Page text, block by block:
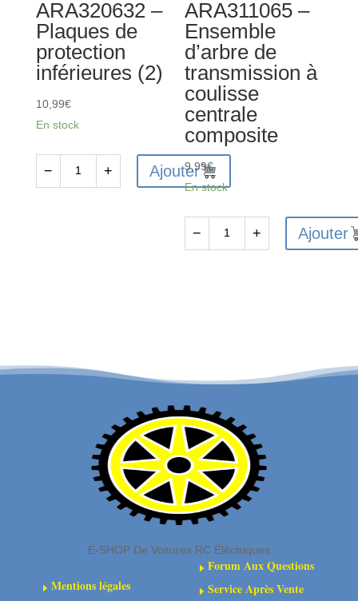
ARA320632 –
Plaques de
protection
inférieures (2)
10,99€
En stock
− + Ajouter
ARA311065 –
Ensemble
d’arbre de
transmission à
coulisse
centrale
composite
9,99€
En stock
transmission
à
coulisse
centrale
composite
− + Ajouter
E-SHOP De Voitures RC Éléctriques
EMentions légales
E Forum Aux Questions
E Service Après Vente